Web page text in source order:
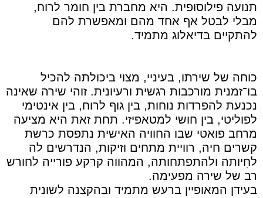
תנועה פילוסופית. היא מחברת בין חומר לרוח,
מבלי לבטל אף אחד מהם ומאפשרת להם
להתקיים בדיאלוג מתמיד.
כוחה של שירתו, בעיניי, מצוי ביכולתה להכיל
בו־זמנית מורכבות רגשית ורעיונית. זוהי שירה שאינה
נכנעת להפרדות נוחות, בין גוף לרוח, בין אינטימי
לפוליטי, בין חושי למטאפיזי. תחת זאת היא מציעה
מרחב פואטי שבו החוויה האישית נתפסת כרשת
קשרים חיה, רוויית מתחים וזיקות, הנדרשים לה
לחִיותה ולהתפתחותה, המהווה קרקע פורייה לחורש
רב של שירה מפעימה.
בעידן המאופיין ברעש מתמיד ובהקצנה לשונית